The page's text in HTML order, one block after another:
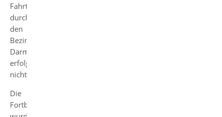
Fahrtkostenerstattung
durch
den
Bezirk
Darmstadt
erfolgt
nicht.
Die
Fortbildungsveranstaltungen